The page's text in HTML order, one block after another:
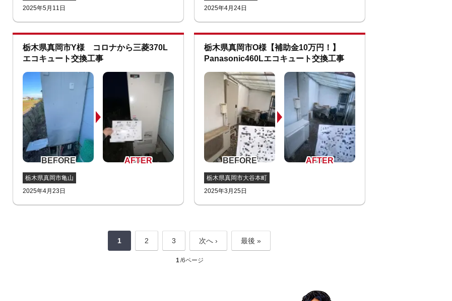
2025年5月11日
2025年4月24日
栃木県真岡市Y様 コロナから三菱370L
エコキュート交換工事
栃木県真岡市亀山
2025年4月23日
栃木県真岡市O様【補助金10万円！】
Panasonic460Lエコキュート交換工事
栃木県真岡市大谷本町
2025年3月25日
1 2 3 次へ › 最後 »
1 /6ページ